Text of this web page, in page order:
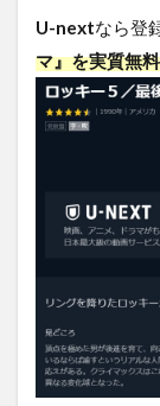
ドラ
マの
感想
4.2
後の
ドラ
ス
吹き
替え
声優
U-nextなら登
マ』を実質無料